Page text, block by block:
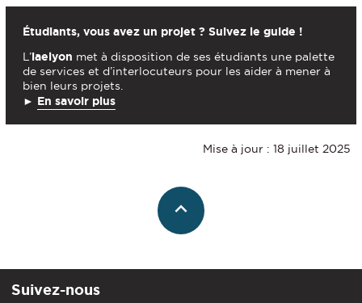
Étudiants, vous avez un projet ? Suivez le guide !
L’iaelyon met à disposition de ses étudiants une palette
de services et d’interlocuteurs pour les aider à mener à
bien leurs projets.
► En savoir plus
Mise à jour : 18 juillet 2025
Suivez-nous